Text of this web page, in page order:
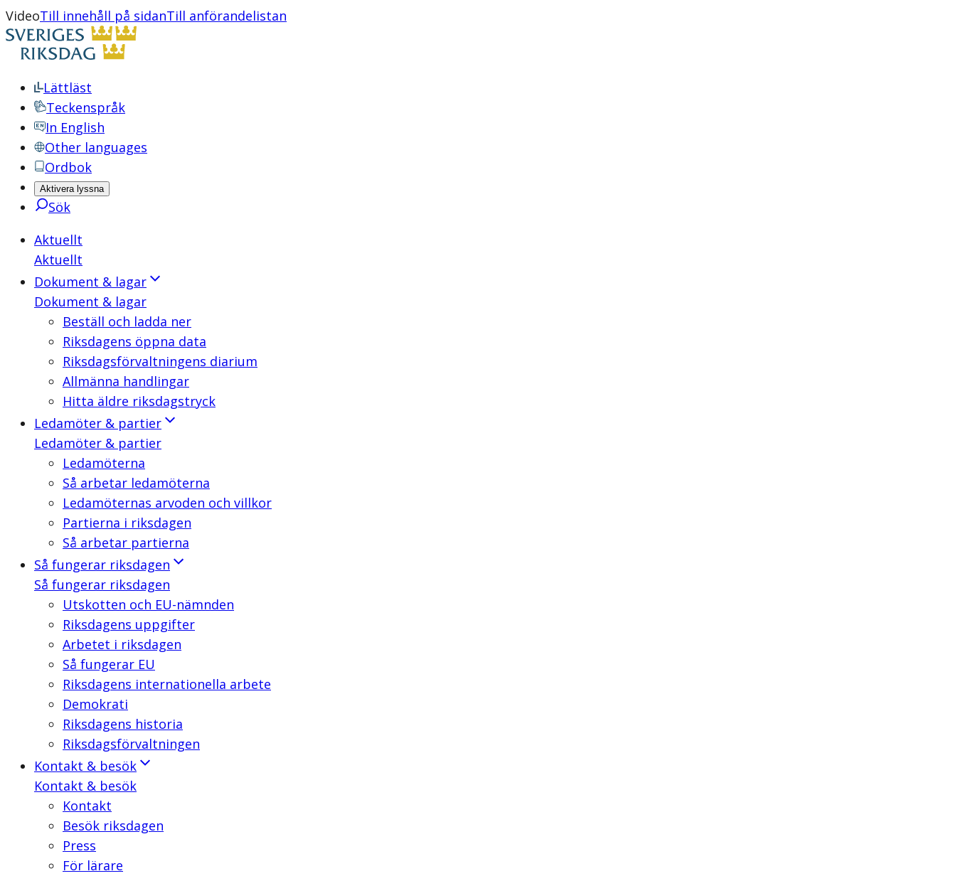
VideoTill innehåll på sidanTill anförandelistan
Lättläst
Teckenspråk
In English
Other languages
Ordbok
Aktivera lyssna
Sök
Aktuellt
Aktuellt
Dokument & lagar
Dokument & lagar
Beställ och ladda ner
Riksdagens öppna data
Riksdagsförvaltningens diarium
Allmänna handlingar
Hitta äldre riksdagstryck
Ledamöter & partier
Ledamöter & partier
Ledamöterna
Så arbetar ledamöterna
Ledamöternas arvoden och villkor
Partierna i riksdagen
Så arbetar partierna
Så fungerar riksdagen
Så fungerar riksdagen
Utskotten och EU-nämnden
Riksdagens uppgifter
Arbetet i riksdagen
Så fungerar EU
Riksdagens internationella arbete
Demokrati
Riksdagens historia
Riksdagsförvaltningen
Kontakt & besök
Kontakt & besök
Kontakt
Besök riksdagen
Press
För lärare